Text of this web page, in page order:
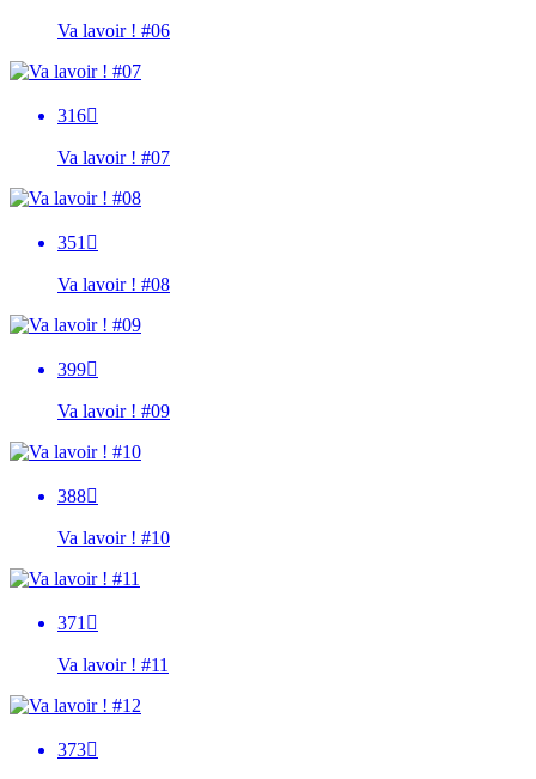
Va lavoir ! #06
316
Va lavoir ! #07
351 
Va lavoir ! #08
399
Va lavoir ! #09
388
Va lavoir ! #10
371 
Va lavoir ! #11
373